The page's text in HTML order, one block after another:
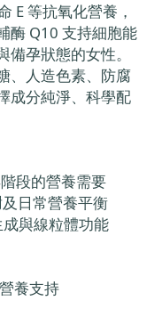
E 等抗氧化營養，
酶 Q10 支持細胞能
孕狀態的女性。
、人造色素、防腐
成分純淨、科學配
段的營養需要
日常營養平衡
與線粒體功能
養支持